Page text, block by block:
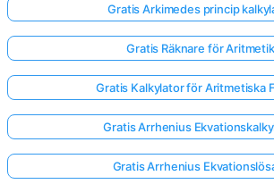
Gratis Arkimedes princip
Gratis Räknare för Aritmetik
Gratis Kalkylator för Aritmetiska
Gratis Arrhenius
Gratis Arrhenius